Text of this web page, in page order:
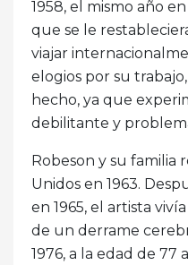
1958, el mismo año
que se le
viajar
elogios por su
hecho, ya que
debilitante y
Robeson y su familia
Unidos en 1963.
en 1965, el artista
de un derrame
1976, a la edad de 77